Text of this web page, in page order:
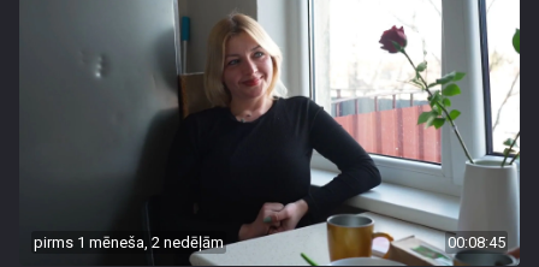
pirms 1 mēneša, 2 nedēļām 00:08:45